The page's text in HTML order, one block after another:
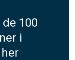
100
i